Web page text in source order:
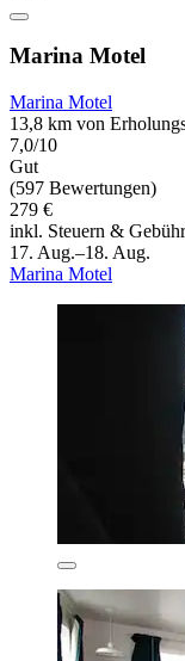
Marina Motel
Marina Motel
13,8 km von
7,0/10
Gut
(597 Bewertungen)
279 €
inkl. Steuern &
17. Aug.–18. Aug.
Marina Motel